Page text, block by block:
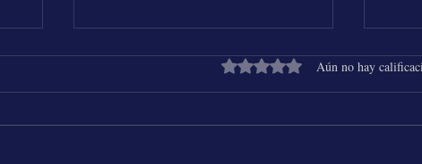
Obtuvo 0 de 5 estrellas.
Aún no hay